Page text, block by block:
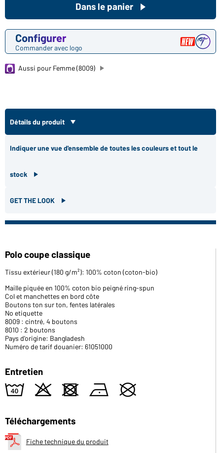
Configurer
Commander avec logo
Dans le panier
Aussi pour Femme (8009)
Détails du produit
Indiquer une vue d'ensemble de toutes les couleurs et tout le
stock
GET THE LOOK
Polo coupe classique
Tissu extérieur (180 g/m²): 100% coton (coton-bio)
Maille piquée en 100% coton bio peigné ring-spun
Col et manchettes en bord côte
Boutons ton sur ton, fentes latérales
No etiquette
8009 : cintré, 4 boutons
8010 : 2 boutons
Pays d'origine: Bangladesh
Numéro de tarif douanier: 61051000
Entretien
8 o d n U
Téléchargements
Fiche technique du produit